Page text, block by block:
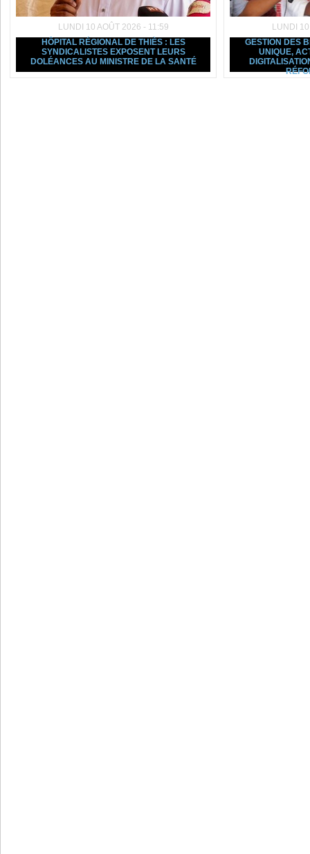
LUNDI 10 AOÛT 2026 - 11:59
HÔPITAL RÉGIONAL DE THIÈS : LES
SYNDICALISTES EXPOSENT LEURS
DOLÉANCES AU MINISTRE DE LA SANTÉ
LUNDI
GESTION DES
UNIQUE,